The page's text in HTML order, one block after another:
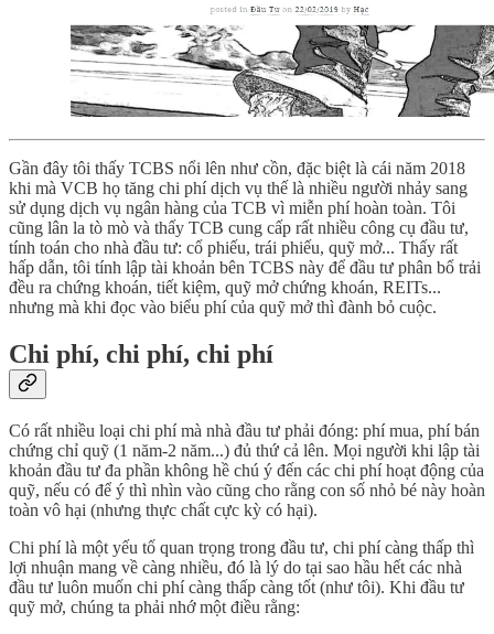
Gần đây tôi thấy TCBS nổi lên như cồn, đặc biệt là cái năm 2018
khi mà VCB họ tăng chi phí dịch vụ thế là nhiều người nhảy sang
sử dụng dịch vụ ngân hàng của TCB vì miễn phí hoàn toàn. Tôi
cũng lân la tò mò và thấy TCB cung cấp rất nhiều công cụ đầu tư,
tính toán cho nhà đầu tư: cổ phiếu, trái phiếu, quỹ mở... Thấy rất
hấp dẫn, tôi tính lập tài khoản bên TCBS này để đầu tư phân bổ trải
đều ra chứng khoán, tiết kiệm, quỹ mở chứng khoán, REITs...
nhưng mà khi đọc vào biểu phí của quỹ mở thì đành bỏ cuộc.
Chi phí, chi phí, chi phí
Có rất nhiều loại chi phí mà nhà đầu tư phải đóng: phí mua, phí bán
chứng chỉ quỹ (1 năm-2 năm...) đủ thứ cả lên. Mọi người khi lập tài
khoản đầu tư đa phần không hề chú ý đến các chi phí hoạt động của
quỹ, nếu có để ý thì nhìn vào cũng cho rằng con số nhỏ bé này hoàn
toàn vô hại (nhưng thực chất cực kỳ có hại).
Chi phí là một yếu tố quan trọng trong đầu tư, chi phí càng thấp thì
lợi nhuận mang về càng nhiều, đó là lý do tại sao hầu hết các nhà
đầu tư luôn muốn chi phí càng thấp càng tốt (như tôi). Khi đầu tư
quỹ mở, chúng ta phải nhớ một điều rằng: